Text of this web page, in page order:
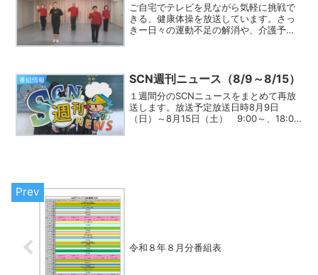
ご自宅でテレビを見ながら気軽に挑戦で
きる、健康体操を放送しています。さっ
きー日々の運動不足の解消や、介護予防
モ体操いきいき健...
番組情報 SCN週刊ニュース（8/9～8/15）
１週間分のSCNニュースをまとめて再放
送します。放送予定放送日時8月9日
（日）～8月15日（土） 9:00～、18:00
令和８年８月分番組表